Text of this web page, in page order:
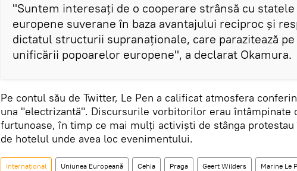
"Suntem interesați de o cooperare strânsă cu statele
europene suverane în baza avantajului reciproc și
dictatul structurii supranaționale, care parazitează pe
unificării popoarelor europene", a declarat Okamura.
Pe contul său de Twitter, Le Pen a calificat atmosfera
una "electrizantă". Discursurile vorbitorilor erau întâmpinate
furtunoase, în timp ce mai mulți activiști de stânga
de hotelul unde avea loc evenimentului.
Internaţional Uniunea Europeană Cehia Praga Geert Wilders Marine Le